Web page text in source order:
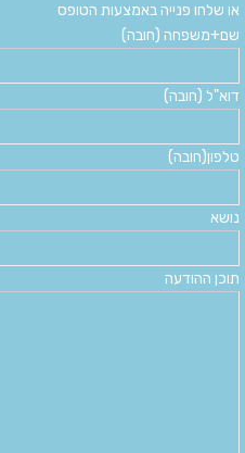
או שלחו פנייה באמצעות הטופס
שם+משפחה (חובה)
דוא"ל (חובה)
טלפון(חובה)
נושא
תוכן ההודעה